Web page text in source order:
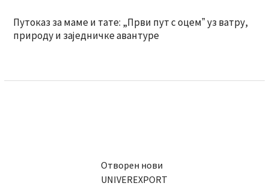
Путоказ за маме и тате: „Први пут с оцемˮ уз ватру,
природу и заједничке авантуре
Отворен нови
UNIVEREXPORT